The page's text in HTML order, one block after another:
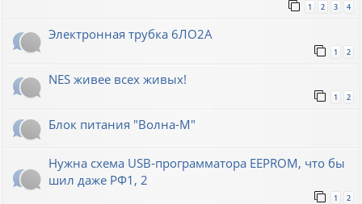
1 2 3 4
Электронная трубка 6ЛО2А
1 2
NES живее всех живых!
1 2
Блок питания "Волна-М"
Нужна схема USB-программатора EEPROM, что бы
шил даже РФ1, 2
1 2